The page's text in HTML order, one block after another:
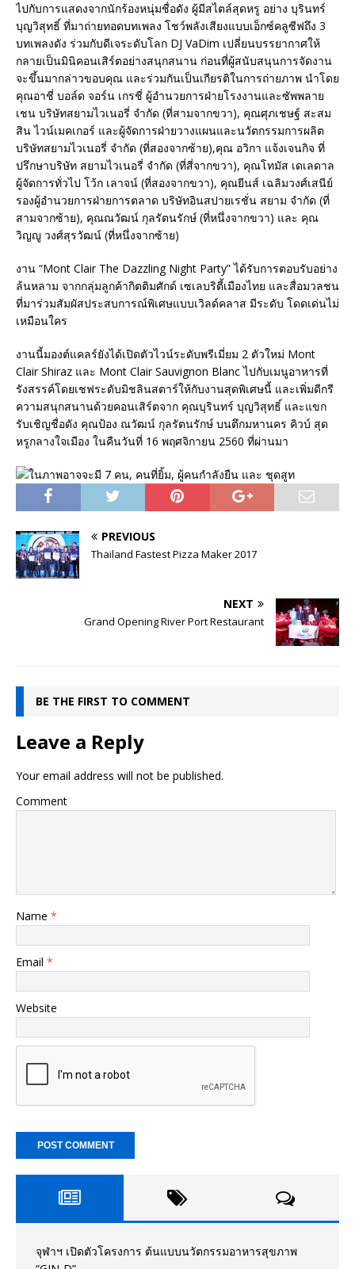
ไปกับการแสดงจากนักร้องหนุ่มชื่อดัง ผู้มีสไตล์สุดหรู อย่าง บุรินทร์
บุญวิสุทธิ์ ที่มาถ่ายทอดบทเพลง โชว์พลังเสียงแบบเอ็กซ์คลูซีฟถึง 3
บทเพลงดัง ร่วมกับดีเจระดับโลก DJ VaDim เปลี่ยนบรรยากาศให้
กลายเป็นมินิคอนเสิร์ตอย่างสนุกสนาน ก่อนที่ผู้สนับสนุนการจัดงาน
จะขึ้นมากล่าวขอบคุณ และร่วมกันเป็นเกียรติในการถ่ายภาพ นำโดย
คุณอาชี่ บอล์ด จอร์น เกรชี่ ผู้อำนวยการฝ่ายโรงงานและซัพพลาย
เชน บริษัทสยามไวเนอรี่ จำกัด (ที่สามจากขวา), คุณศุภเชษฐ์ สะสม
สิน ไวน์เมคเกอร์ และผู้จัดการฝ่ายวางแผนและนวัตกรรมการผลิต
บริษัทสยามไวเนอรี่ จำกัด (ที่สองจากซ้าย),คุณ อวิกา แจ้งเจนกิจ ที่
ปรึกษาบริษัท สยามไวเนอรี่ จำกัด (ที่สี่จากขวา), คุณโทมัส เดเลดาล
ผู้จัดการทั่วไป โว้ก เลาจน์ (ที่สองจากขวา), คุณยีนส์ เฉลิมวงศ์เสนีย์
รองผู้อำนวยการฝ่ายการตลาด บริษัทอินสปายเรชั่น สยาม จำกัด (ที่
สามจากซ้าย), คุณณวัฒน์ กุลรัตนรักษ์ (ที่หนึ่งจากขวา) และ คุณ
วิญญู วงศ์สุรวัฒน์ (ที่หนึ่งจากซ้าย)
งาน “Mont Clair The Dazzling Night Party” ได้รับการตอบรับอย่าง
ล้นหลาม จากกลุ่มลูกค้ากิตติมศักด์ เซเลบริตี้เมืองไทย และสื่อมวลชน
ที่มาร่วมสัมผัสประสบการณ์พิเศษแบบเวิลด์คลาส มีระดับ โดดเด่นไม่
เหมือนใคร
งานนี้มองต์แคลร์ยังได้เปิดตัวไวน์ระดับพรีเมี่ยม 2 ตัวใหม่ Mont
Clair Shiraz และ Mont Clair Sauvignon Blanc ไปกับเมนูอาหารที่
รังสรรค์โดยเชฟระดับมิชลินสตาร์ให้กับงานสุดพิเศษนี้ และเพิ่มดีกรี
ความสนุกสนานด้วยคอนเสิร์ตจาก คุณบุรินทร์ บุญวิสุทธิ์ และแขก
รับเชิญชื่อดัง คุณป้อง ณวัฒน์ กุลรัตนรักษ์ บนตึกมหานคร คิวบ์ สุด
หรูกลางใจเมือง ในคืนวันที่ 16 พฤศจิกายน 2560 ที่ผ่านมา
PREVIOUS
Thailand Fastest Pizza Maker 2017
NEXT
Grand Opening River Port Restaurant
BE THE FIRST TO COMMENT
Leave a Reply
Your email address will not be published.
Comment
Name *
Email *
Website
จุฬาฯ เปิดตัวโครงการ ต้นแบบนวัตกรรมอาหารสุขภาพ